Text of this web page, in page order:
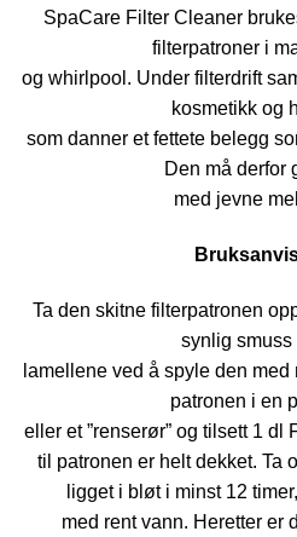
SpaCare Filter Cleaner
filterpatroner i
og whirlpool. Under filterdrift
kosmetikk og
som danner et fettete belegg
Den må derfor
med jevne
Ta den skitne filterpatronen
synlig smuss
lamellene ved å spyle den
patronen i en
eller et ”renserør” og tilsett 1 dl
til patronen er helt dekket. Ta
ligget i bløt i minst 12
med rent vann. Heretter er